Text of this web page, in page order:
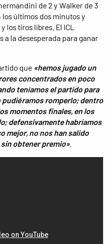
de 2 y Walker de 3
últimos dos minutos y
los tiros libres. El ICL
a la desesperada para ganar
que «hemos jugado un
concentrados en poco
teníamos el partido para
pudiéramos romperlo; dentro
momentos finales, en los
defensivamente habríamos
mejor, no nos han salido
obtener premio».